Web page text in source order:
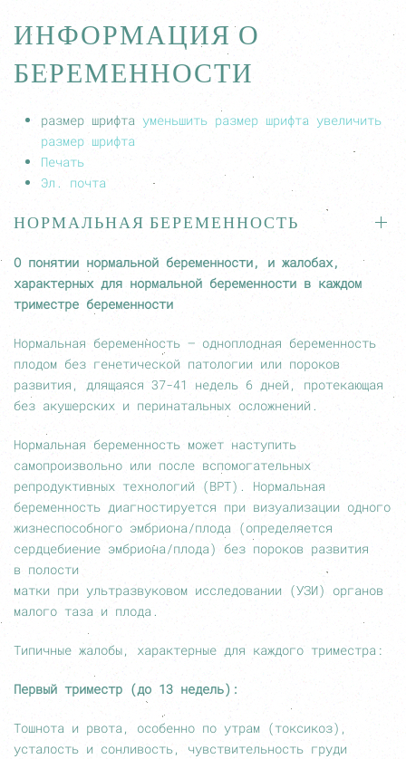
ИНФОРМАЦИЯ О
БЕРЕМЕННОСТИ
размер шрифта уменьшить размер шрифта увеличить
размер шрифта
Печать
Эл. почта
НОРМАЛЬНАЯ БЕРЕМЕННОСТЬ
О понятии нормальной беременности, и жалобах,
характерных для нормальной беременности в каждом
триместре беременности
Нормальная беременность — одноплодная беременность
плодом без генетической патологии или пороков
развития, длящаяся 37-41
недель 6 дней, протекающая
без акушерских и перинатальных осложнений.
Нормальная беременность может наступить
самопроизвольно или после вспомогательных
репродуктивных технологий (ВРТ). Нормальная
беременность диагностируется при визуализации одного
жизнеспособного эмбриона/плода (определяется
сердцебиение эмбриона/плода) без пороков развития
в полости
матки при ультразвуковом исследовании (УЗИ) органов
малого таза и плода.
Типичные жалобы, характерные для каждого триместра:
Первый триместр (до 13 недель):
Тошнота и рвота, особенно по утрам (токсикоз),
усталость и сонливость, чувствительность груди